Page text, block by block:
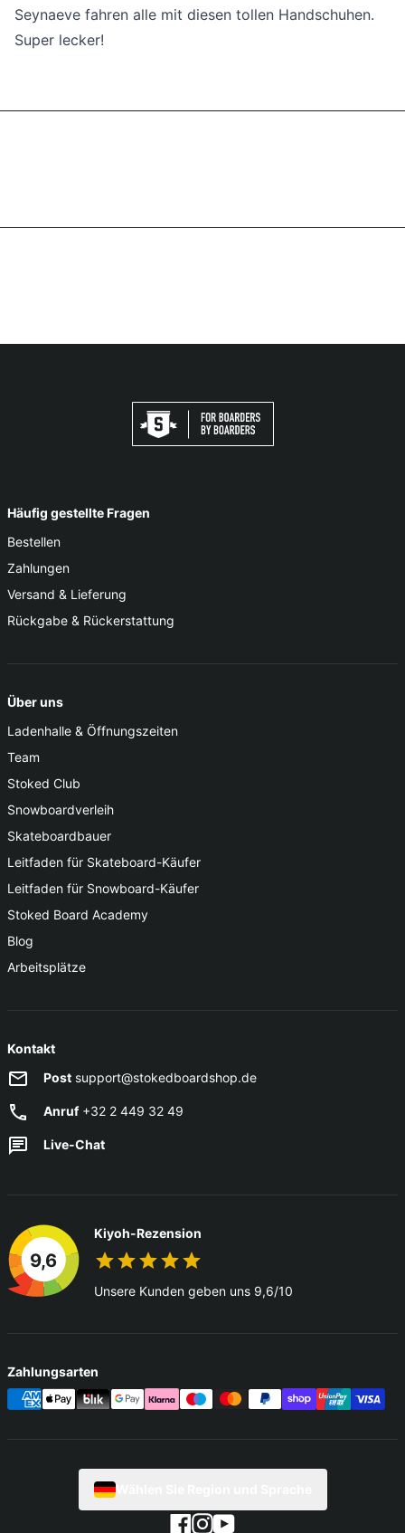
Seynaeve fahren alle mit diesen tollen Handschuhen.
Super lecker!
Häufig gestellte Fragen
Bestellen
Zahlungen
Versand & Lieferung
Rückgabe & Rückerstattung
Über uns
Ladenhalle & Öffnungszeiten
Team
Stoked Club
Snowboardverleih
Skateboardbauer
Leitfaden für Skateboard-Käufer
Leitfaden für Snowboard-Käufer
Stoked Board Academy
Blog
Arbeitsplätze
Kontakt
Post support@stokedboardshop.de
Anruf+32 2 449 32 49
Live-Chat
9,6
Kiyoh-Rezension
Unsere Kunden geben uns 9,6/10
Zahlungsarten
Wählen Sie Region und Sprache